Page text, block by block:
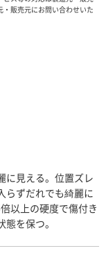
販売元にお問い合わせいた
に見える。位置ズレ
らずだれでも綺麗に
以上の硬度で傷付き
を保つ。